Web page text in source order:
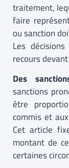
traitement,
faire
ou sanction
Les
recours
Des
sanctions
être
commis et
Cet article
montant de
certaines